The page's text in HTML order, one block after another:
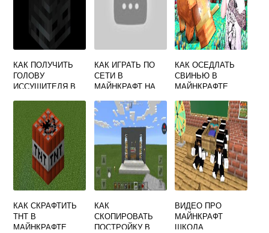
КАК ПОЛУЧИТЬ
ГОЛОВУ
ИССУШИТЕЛЯ В
КАК ИГРАТЬ ПО
СЕТИ В
МАЙНКРАФТ НА
КАК ОСЕДЛАТЬ
СВИНЬЮ В
МАЙНКРАФТЕ
КАК СКРАФТИТЬ
ТНТ В
МАЙНКРАФТЕ
КАК
СКОПИРОВАТЬ
ПОСТРОЙКУ В
ВИДЕО ПРО
МАЙНКРАФТ
ШКОЛА